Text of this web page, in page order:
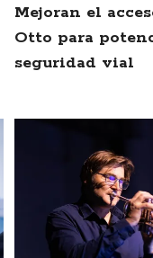
Mejoran el
Otto para
seguridad vial